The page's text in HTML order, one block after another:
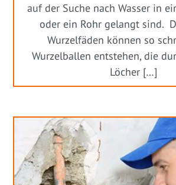
auf der Suche nach Wasser in
oder ein Rohr gelangt sind.
Wurzelfäden können so
Wurzelballen entstehen, die
Löcher […]